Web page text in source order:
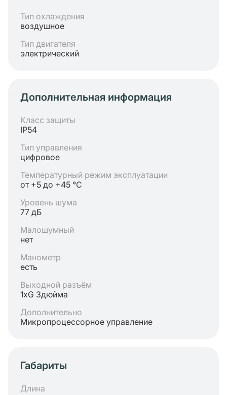
Тип охлаждения
воздушное
Тип двигателя
электрический
Дополнительная информация
Класс защиты
IP54
Тип управления
цифровое
Температурный режим эксплуатации
от +5 до +45 °C
Уровень шума
77 дБ
Малошумный
нет
Манометр
есть
Выходной разъём
1хG 3дюйма
Дополнительно
Микропроцессорное управление
Габариты
Длина